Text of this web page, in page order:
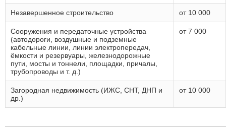
Незавершенное строительство от 10 000
Сооружения и передаточные устройства
(автодороги, воздушные и подземные
кабельные линии, линии электропередач,
ёмкости и резервуары, железнодорожные
пути, мосты и тоннели, площадки, причалы,
трубопроводы и т. д.)
от 7 000
Загородная недвижимость (ИЖС, СНТ, ДНП и
др.)
от 10 000